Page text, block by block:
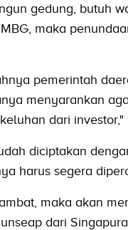
gedung, butuh
maka
pemerintah
menyarankan
dari investor,"
diciptakan
harus segera
maka akan
dari